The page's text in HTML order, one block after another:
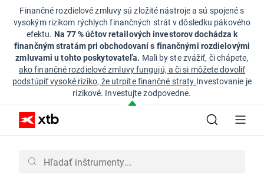
Finančné rozdielové zmluvy sú zložité nástroje a sú spojené s
vysokým rizikom rýchlych finančných strát v dôsledku pákového
efektu. Na 77 % účtov retailových investorov dochádza k
finančným stratám pri obchodovaní s finančnými rozdielovými
zmluvami u tohto poskytovateľa. Mali by ste zvážiť, či chápete,
ako finančné rozdielové zmluvy fungujú, a či si môžete dovoliť
podstúpiť vysoké riziko, že utrpíte finančné straty.Investovanie je
rizikové. Investujte zodpovedne.